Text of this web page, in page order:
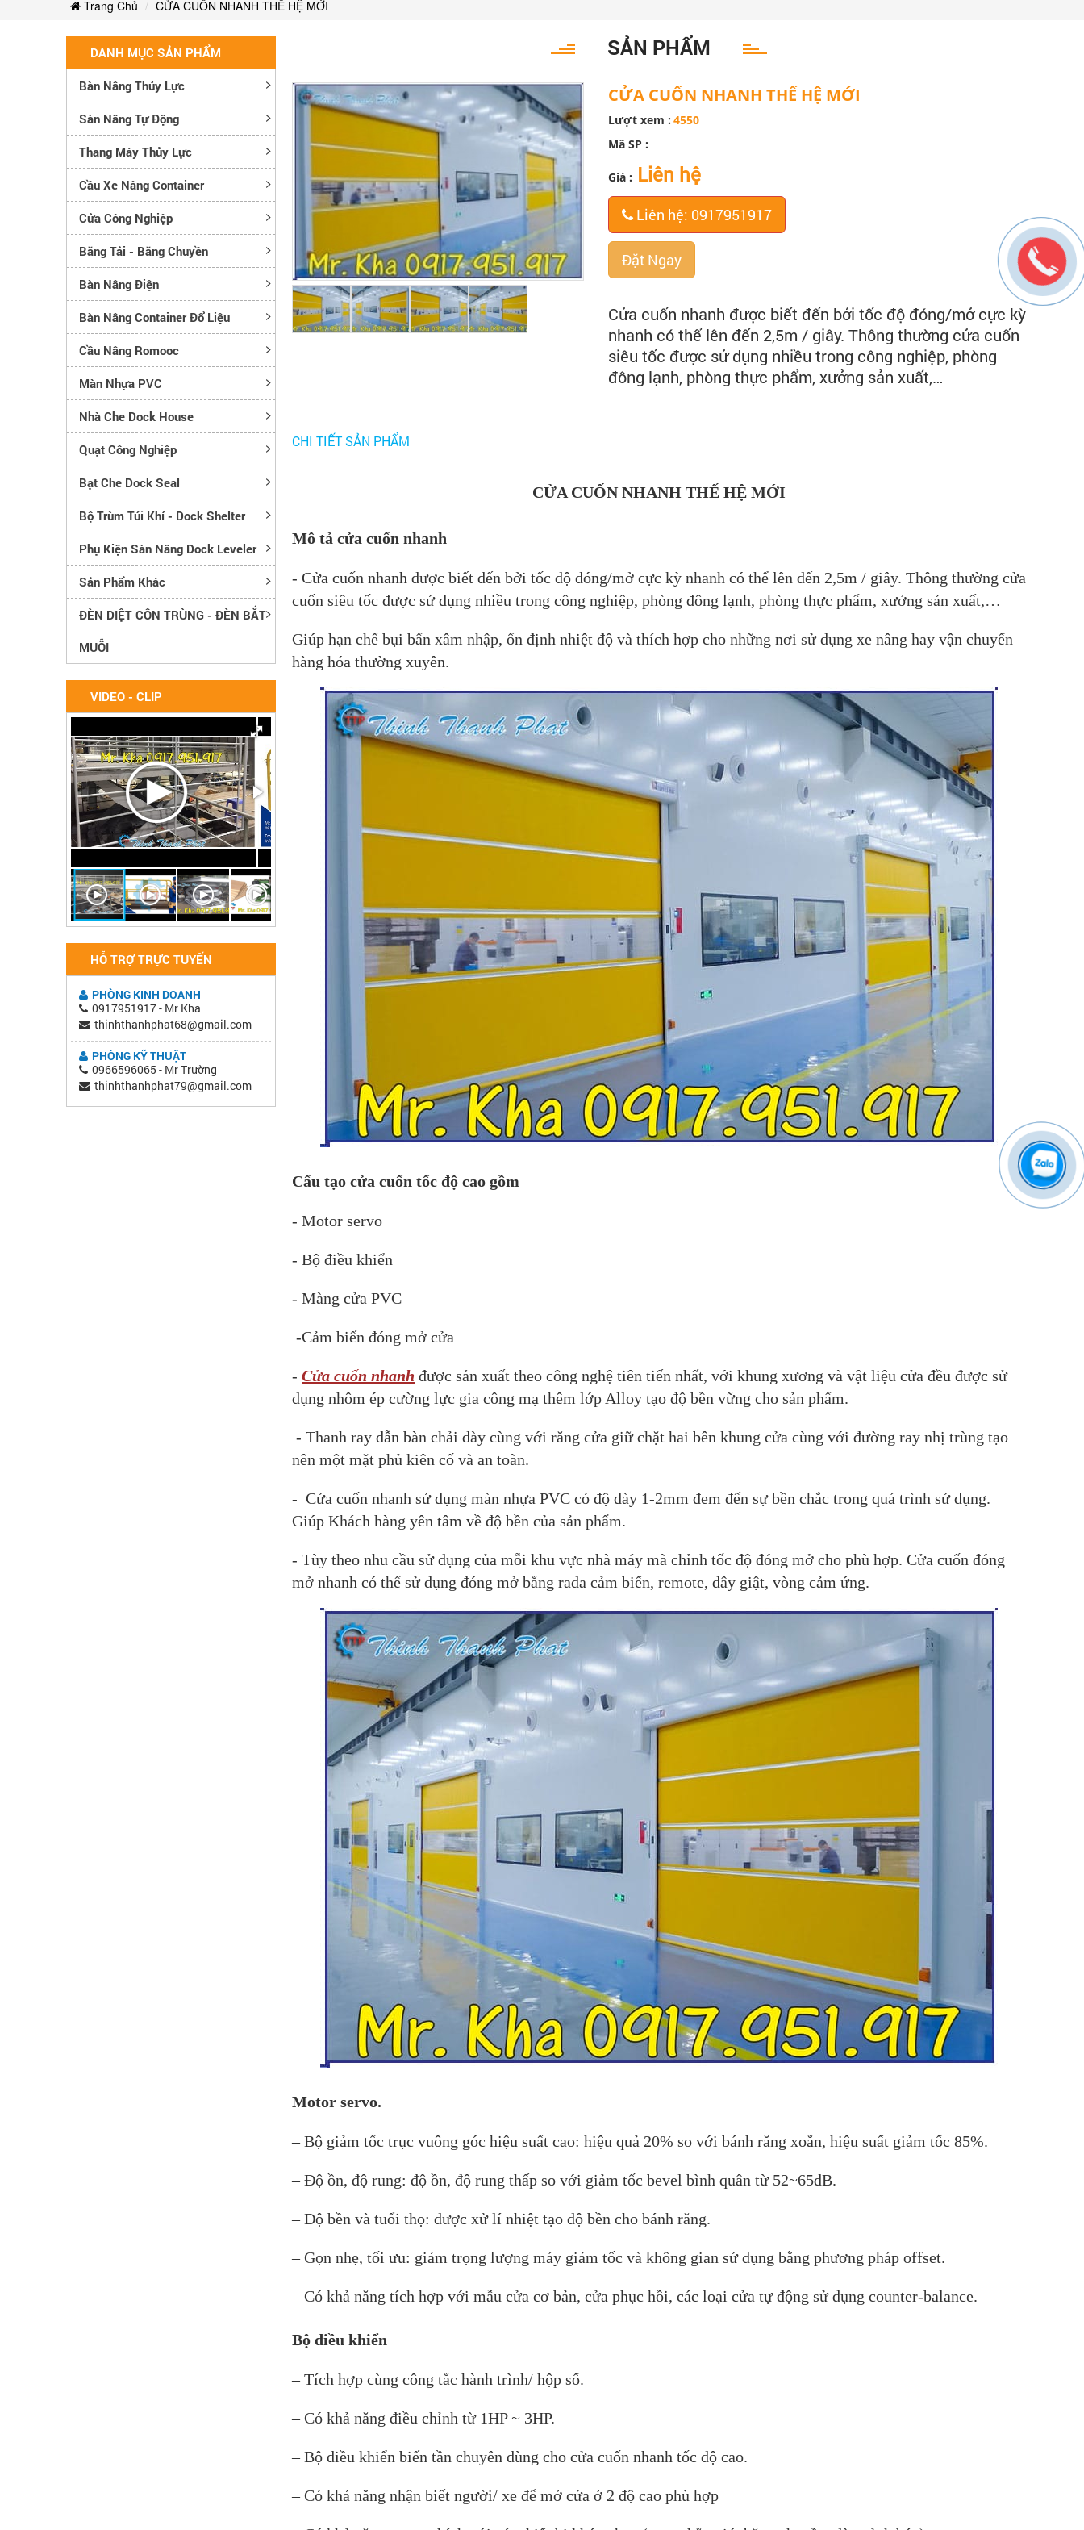
Trang Chủ CỬA CUỐN NHANH THẾ HỆ MỚI
DANH MỤC SẢN PHẨM
Bàn Nâng Thủy Lực
Sàn Nâng Tự Động
Thang Máy Thủy Lực
Cầu Xe Nâng Container
Cửa Công Nghiệp
Băng Tải - Băng Chuyền
Bàn Nâng Điện
Bàn Nâng Container Đổ Liệu
Cầu Nâng Romooc
Màn Nhựa PVC
Nhà Che Dock House
Quạt Công Nghiệp
Bạt Che Dock Seal
Bộ Trùm Túi Khí - Dock Shelter
Phụ Kiện Sàn Nâng Dock Leveler
Sản Phẩm Khác
ĐÈN DIỆT CÔN TRÙNG - ĐÈN BẮT
MUỖI
VIDEO - CLIP
HỖ TRỢ TRỰC TUYẾN
PHÒNG KINH DOANH
0917951917 - Mr Kha
thinhthanhphat68@gmail.com
PHÒNG KỸ THUẬT
0966596065 - Mr Trường
thinhthanhphat79@gmail.com
SẢN PHẨM
CỬA CUỐN NHANH THẾ HỆ MỚI
Lượt xem : 4550
Mã SP :
Giá : Liên hệ
Liên hệ: 0917951917
Đặt Ngay
Cửa cuốn nhanh được biết đến bởi tốc độ đóng/mở cực kỳ
nhanh có thể lên đến 2,5m / giây. Thông thường cửa cuốn
siêu tốc được sử dụng nhiều trong công nghiệp, phòng
đông lạnh, phòng thực phẩm, xưởng sản xuất,…
CHI TIẾT SẢN PHẨM
CỬA CUỐN NHANH THẾ HỆ MỚI
Mô tả cửa cuốn nhanh
- Cửa cuốn nhanh được biết đến bởi tốc độ đóng/mở cực kỳ nhanh có thể lên đến 2,5m / giây. Thông thường cửa
cuốn siêu tốc được sử dụng nhiều trong công nghiệp, phòng đông lạnh, phòng thực phẩm, xưởng sản xuất,…
Giúp hạn chế bụi bẩn xâm nhập, ổn định nhiệt độ và thích hợp cho những nơi sử dụng xe nâng hay vận chuyển
hàng hóa thường xuyên.
Cấu tạo cửa cuốn tốc độ cao gồm
- Motor servo
- Bộ điều khiển
- Màng cửa PVC
-Cảm biến đóng mở cửa
- Cửa cuốn nhanh được sản xuất theo công nghệ tiên tiến nhất, với khung xương và vật liệu cửa đều được sử
dụng nhôm ép cường lực gia công mạ thêm lớp Alloy tạo độ bền vững cho sản phẩm.
- Thanh ray dẫn bàn chải dày cùng với răng cửa giữ chặt hai bên khung cửa cùng với đường ray nhị trùng tạo
nên một mặt phủ kiên cố và an toàn.
- Cửa cuốn nhanh sử dụng màn nhựa PVC có độ dày 1-2mm đem đến sự bền chắc trong quá trình sử dụng.
Giúp Khách hàng yên tâm về độ bền của sản phẩm.
- Tùy theo nhu cầu sử dụng của mỗi khu vực nhà máy mà chỉnh tốc độ đóng mở cho phù hợp. Cửa cuốn đóng
mở nhanh có thể sử dụng đóng mở bằng rada cảm biến, remote, dây giật, vòng cảm ứng.
Motor servo.
– Bộ giảm tốc trục vuông góc hiệu suất cao: hiệu quả 20% so với bánh răng xoắn, hiệu suất giảm tốc 85%.
– Độ ồn, độ rung: độ ồn, độ rung thấp so với giảm tốc bevel bình quân từ 52~65dB.
– Độ bền và tuổi thọ: được xử lí nhiệt tạo độ bền cho bánh răng.
– Gọn nhẹ, tối ưu: giảm trọng lượng máy giảm tốc và không gian sử dụng bằng phương pháp offset.
– Có khả năng tích hợp với mẫu cửa cơ bản, cửa phục hồi, các loại cửa tự động sử dụng counter-balance.
Bộ điều khiển
– Tích hợp cùng công tắc hành trình/ hộp số.
– Có khả năng điều chỉnh từ 1HP ~ 3HP.
– Bộ điều khiển biến tần chuyên dùng cho cửa cuốn nhanh tốc độ cao.
– Có khả năng nhận biết người/ xe để mở cửa ở 2 độ cao phù hợp